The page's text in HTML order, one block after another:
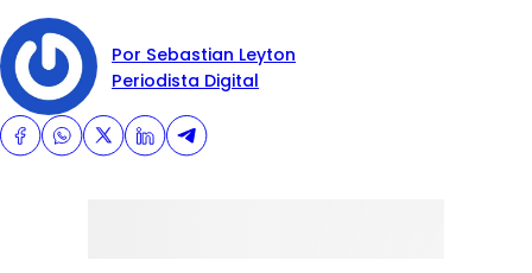
Por Sebastian Leyton
Periodista Digital